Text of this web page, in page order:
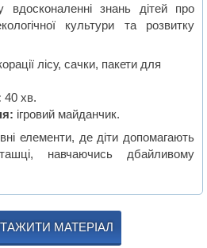
знань дітей про
культури та розвитку
лісу, сачки, пакети для
40 хв.
ігровий майданчик.
елементи, де діти допомагають
навчаючись дбайливому
МАТЕРІАЛ